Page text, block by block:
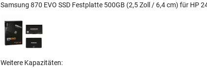
Samsung 870 EVO SSD Festplatte 500GB (2,5 Zoll / 6,4 cm) für HP
Weitere Kapazitäten: